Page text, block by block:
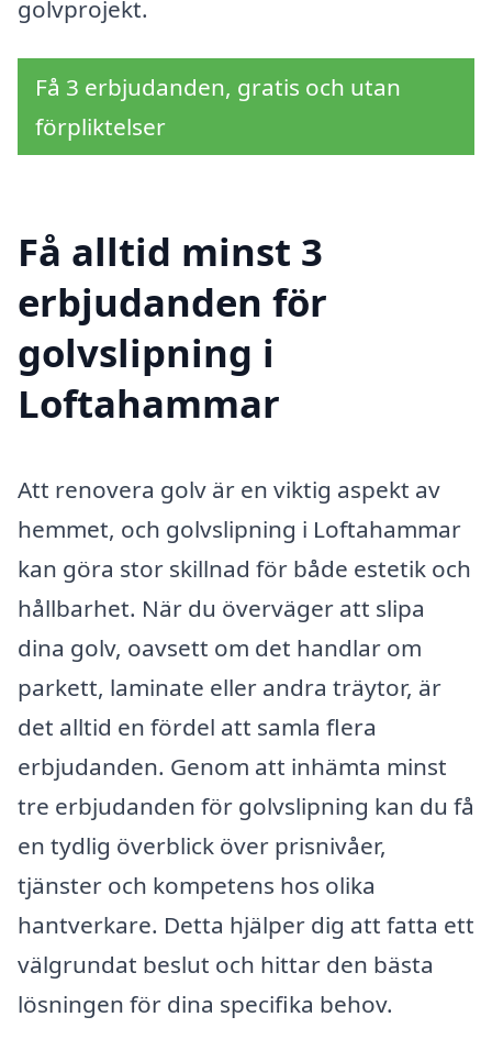
golvprojekt.
Få 3 erbjudanden, gratis och utan
förpliktelser
Få alltid minst 3
erbjudanden för
golvslipning i
Loftahammar
Att renovera golv är en viktig aspekt av
hemmet, och golvslipning i Loftahammar
kan göra stor skillnad för både estetik och
hållbarhet. När du överväger att slipa
dina golv, oavsett om det handlar om
parkett, laminate eller andra träytor, är
det alltid en fördel att samla flera
erbjudanden. Genom att inhämta minst
tre erbjudanden för golvslipning kan du få
en tydlig överblick över prisnivåer,
tjänster och kompetens hos olika
hantverkare. Detta hjälper dig att fatta ett
välgrundat beslut och hittar den bästa
lösningen för dina specifika behov.